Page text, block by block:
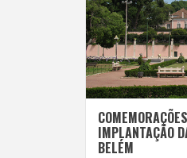
IMPLANTAÇÃO
BELÉM